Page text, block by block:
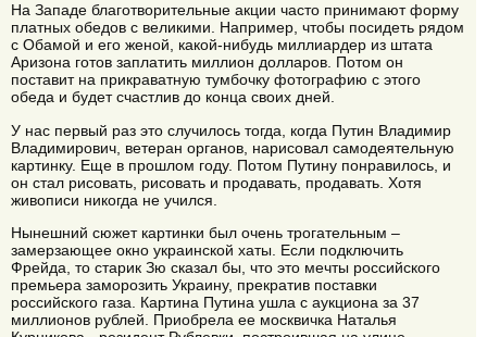
На Западе благотворительные акции часто принимают форму
платных обедов с великими. Например, чтобы посидеть рядом
с Обамой и его женой, какой-нибудь миллиардер из штата
Аризона готов заплатить миллион долларов. Потом он
поставит на прикраватную тумбочку фотографию с этого
обеда и будет счастлив до конца своих дней.
У нас первый раз это случилось тогда, когда Путин Владимир
Владимирович, ветеран органов, нарисовал самодеятельную
картинку. Еще в прошлом году. Потом Путину понравилось, и
он стал рисовать, рисовать и продавать, продавать. Хотя
живописи никогда не учился.
Нынешний сюжет картинки был очень трогательным –
замерзающее окно украинской хаты. Если подключить
Фрейда, то старик Зю сказал бы, что это мечты российского
премьера заморозить Украину, прекратив поставки
российского газа. Картина Путина ушла с аукциона за 37
миллионов рублей. Приобрела ее москвичка Наталья